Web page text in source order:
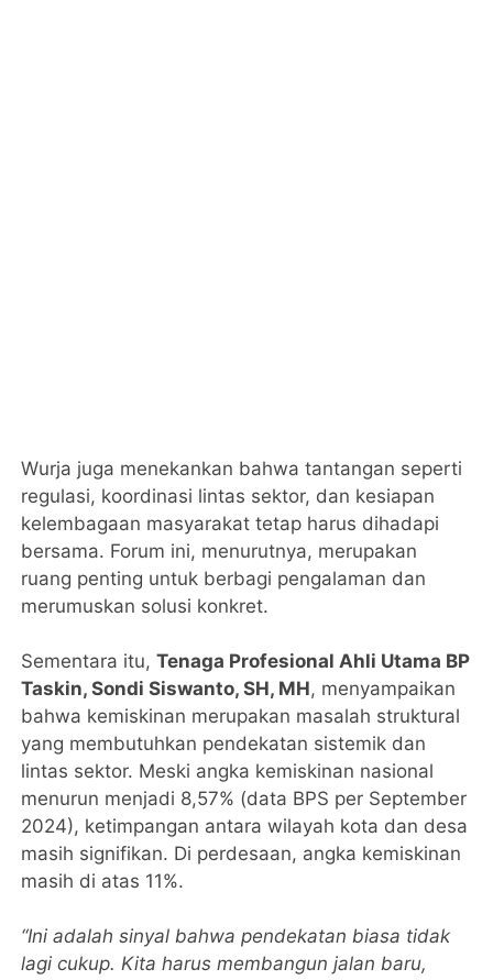
Wurja juga menekankan bahwa tantangan seperti
regulasi, koordinasi lintas sektor, dan kesiapan
kelembagaan masyarakat tetap harus dihadapi
bersama. Forum ini, menurutnya, merupakan
ruang penting untuk berbagi pengalaman dan
merumuskan solusi konkret.
Sementara itu,Tenaga Profesional Ahli Utama BP
Taskin, Sondi Siswanto, SH, MH, menyampaikan
bahwa kemiskinan merupakan masalah struktural
yang membutuhkan pendekatan sistemik dan
lintas sektor. Meski angka kemiskinan nasional
menurun menjadi 8,57% (data BPS per September
2024), ketimpangan antara wilayah kota dan desa
masih signifikan. Di perdesaan, angka kemiskinan
masih di atas 11%.
“Ini adalah sinyal bahwa pendekatan biasa tidak
lagi cukup. Kita harus membangun jalan baru,